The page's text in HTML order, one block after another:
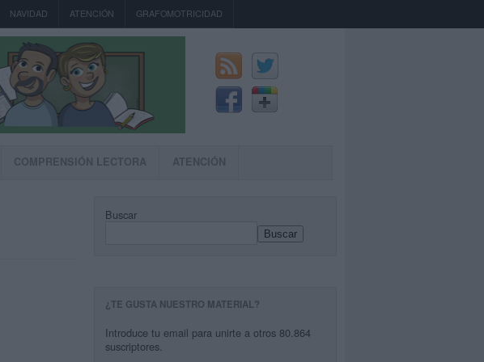
NAVIDAD ATENCIÓN GRAFOMOTRICIDAD
COMPRENSIÓN LECTORA ATENCIÓN
Buscar
Buscar
¿TE GUSTA NUESTRO MATERIAL?
Introduce tu email para unirte a otros 80.864
suscriptores.